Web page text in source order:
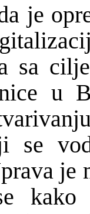
je
sa
u
se
je